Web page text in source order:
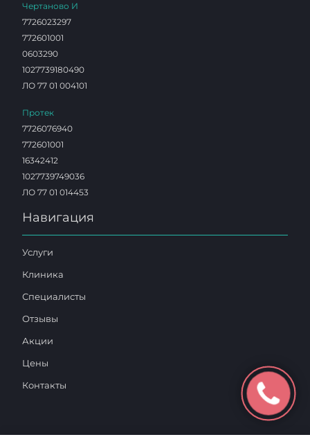
Чертаново И
7726023297
772601001
0603290
1027739180490
ЛО 77 01 004101
Протек
7726076940
772601001
16342412
1027739749036
ЛО 77 01 014453
Навигация
Услуги
Клиника
Специалисты
Отзывы
Акции
Цены
Контакты